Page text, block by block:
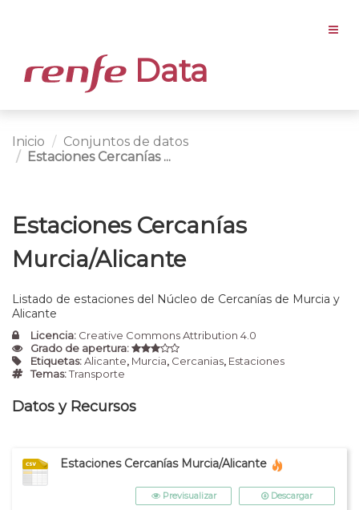
Data
Inicio
Conjuntos de datos
Estaciones Cercanías ...
Estaciones Cercanías
Murcia/Alicante
Listado de estaciones del Núcleo de Cercanías de Murcia y
Alicante
Licencia: Creative Commons Attribution 4.0
Grado de apertura:
Etiquetas:Alicante, Murcia, Cercanias, Estaciones
Temas:Transporte
Datos y Recursos
Estaciones Cercanías Murcia/Alicante
Previsualizar Descargar